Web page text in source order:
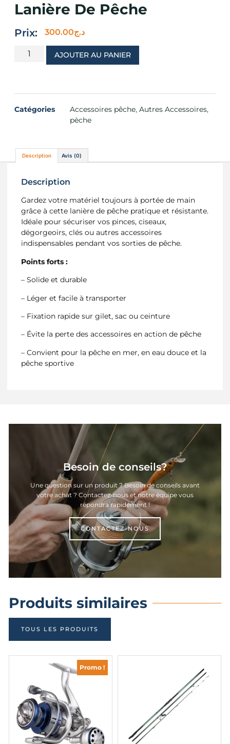
Lanière De Pêche
Prix: د.ج300.00
AJOUTER AU PANIER
Catégories Accessoires pêche, Autres Accessoires,
pèche
Description Avis (0)
Description
Gardez votre matériel toujours à portée de main
grâce à cette lanière de pêche pratique et résistante.
Idéale pour sécuriser vos pinces, ciseaux,
dégorgeoirs, clés ou autres accessoires
indispensables pendant vos sorties de pêche.
Points forts :
– Solide et durable
– Léger et facile à transporter
– Fixation rapide sur gilet, sac ou ceinture
– Évite la perte des accessoires en action de pêche
– Convient pour la pêche en mer, en eau douce et la
pêche sportive
Besoin de conseils?
Une question sur un produit ? Besoin de conseils avant
votre achat ? Contactez-nous et notre équipe vous
répondra rapidement !
CONTACTEZ-NOUS
Produits similaires
TOUS LES PRODUITS
Promo !